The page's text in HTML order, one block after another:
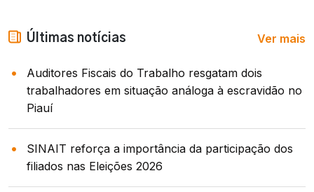
Últimas notícias Ver mais
Auditores Fiscais do Trabalho resgatam dois
trabalhadores em situação análoga à escravidão no
Piauí
SINAIT reforça a importância da participação dos
filiados nas Eleições 2026